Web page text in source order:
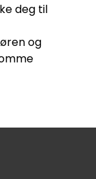
deg til
og